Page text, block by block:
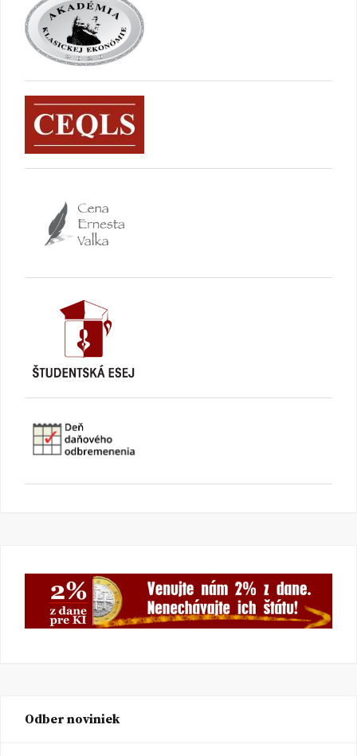
Odber noviniek